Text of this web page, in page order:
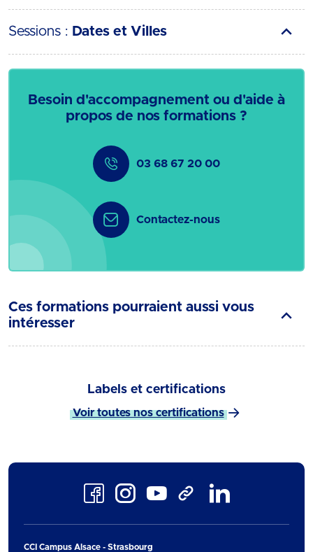
Sessions : Dates et Villes
Besoin d'accompagnement ou d'aide à
propos de nos formations ?
03 68 67 20 00
Contactez-nous
Ces formations pourraient aussi vous
intéresser
Labels et certifications
Voir toutes nos certifications
FacebookInstagramYoutube TikTok
CCI Campus Alsace - Strasbourg